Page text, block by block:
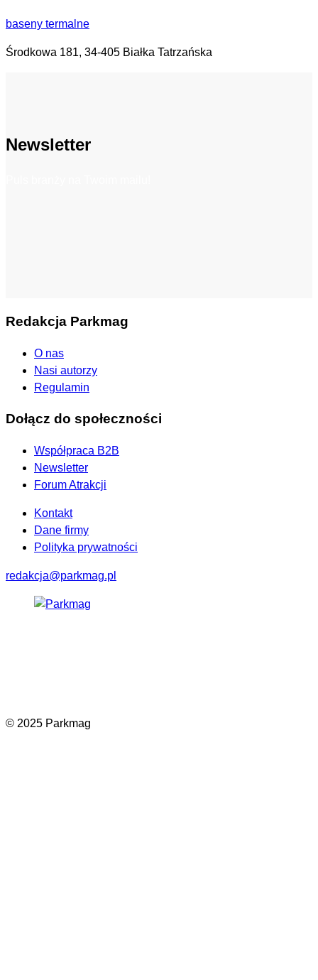
baseny termalne
Środkowa 181, 34-405 Białka Tatrzańska
Newsletter
Redakcja Parkmag
O nas
Nasi autorzy
Regulamin
Dołącz do społeczności
Współpraca B2B
Newsletter
Forum Atrakcji
Kontakt
Dane firmy
Polityka prywatności
redakcja@parkmag.pl
© 2025 Parkmag